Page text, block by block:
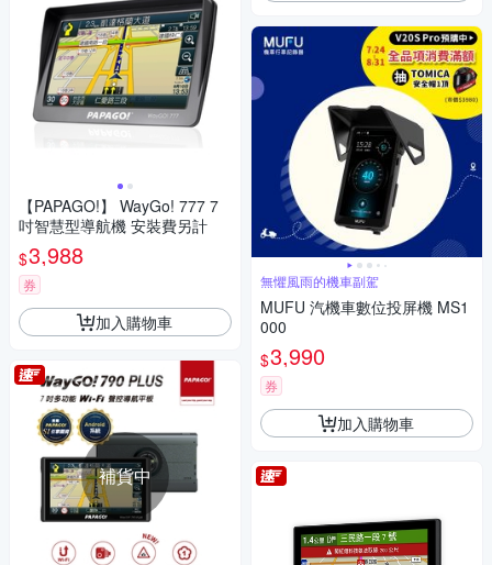
【PAPAGO!】 WayGo! 777 7
吋智慧型導航機 安裝費另計
$3,988
券
加入購物車
補貨中
無懼風雨的機車副駕
MUFU 汽機車數位投屏機 MS1
000
$3,990
券
加入購物車